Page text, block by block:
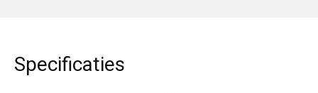
Specificaties